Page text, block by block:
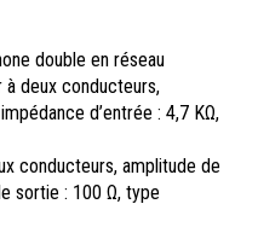
double en réseau
deux conducteurs,
d’entrée : 4,7 KΩ,
conducteurs, amplitude de
sortie : 100 Ω, type